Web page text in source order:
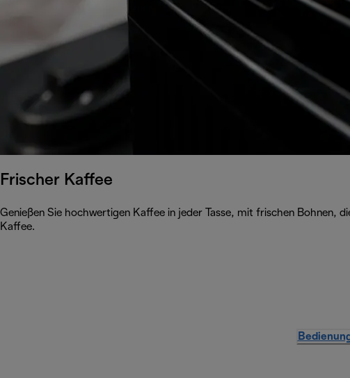
Frischer Kaffee
Genießen Sie hochwertigen Kaffee in jeder Tasse, mit frischen
Kaffee.